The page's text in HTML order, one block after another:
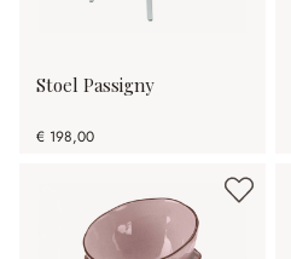
Stoel Passigny
€ 198,00